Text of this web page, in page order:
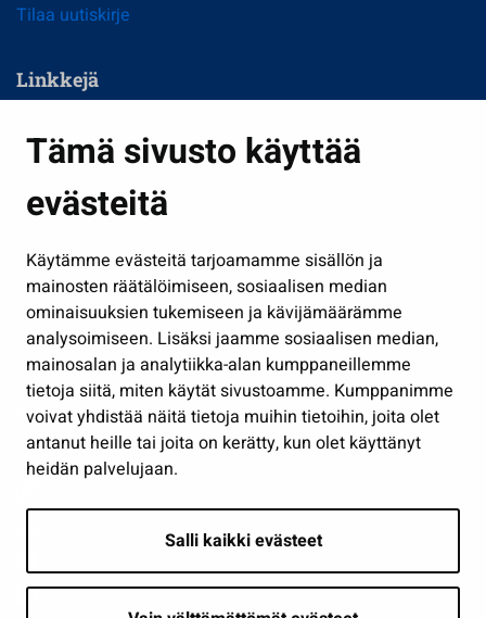
Tämä sivusto käyttää
evästeitä
Käytämme evästeitä tarjoamamme sisällön ja
mainosten räätälöimiseen, sosiaalisen median
ominaisuuksien tukemiseen ja kävijämäärämme
analysoimiseen. Lisäksi jaamme sosiaalisen median,
mainosalan ja analytiikka-alan kumppaneillemme
tietoja siitä, miten käytät sivustoamme. Kumppanimme
voivat yhdistää näitä tietoja muihin tietoihin, joita olet
antanut heille tai joita on kerätty, kun olet käyttänyt
heidän palvelujaan.
Salli kaikki evästeet
Tilaa uutiskirje
Linkkejä
Kasvatus ja opetus
Kulttuuri ja liikunta
Työ ja yrittäminen
Osallistu ja asioi
Näytä omat evästeasetukseni
Seuraa meitä